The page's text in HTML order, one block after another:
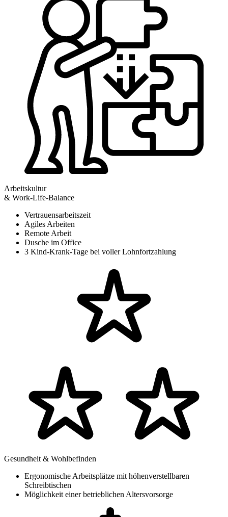
Arbeitskultur
& Work-Life-Balance
Vertrauensarbeitszeit
Agiles Arbeiten
Remote Arbeit
Dusche im Office
3 Kind-Krank-Tage bei voller Lohnfortzahlung
Gesundheit & Wohlbefinden
Ergonomische Arbeitsplätze mit höhenverstellbaren
Schreibtischen
Möglichkeit einer betrieblichen Altersvorsorge